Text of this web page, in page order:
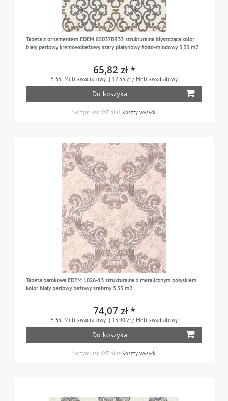
Tapeta z ornamentem EDEM 85037BR33 strukturalna błyszcząca kolor
biały perłowy kremowobeżowy szary platynowy żółto-miodowy 5,33 m2
65,82 zł *
5.33 Metr kwadratowy | 12,35 zł / Metr kwadratowy
Do koszyka
*w tym ust. VATplus Koszty wysyłki
Tapeta barokowa EDEM 1026-13 strukturalna z metalicznym połyskiem
kolor biały perłowy beżowy srebrny 5,33 m2
74,07 zł *
5.33 Metr kwadratowy | 13,90 zł / Metr kwadratowy
Do koszyka
*w tym ust. VATplus Koszty wysyłki